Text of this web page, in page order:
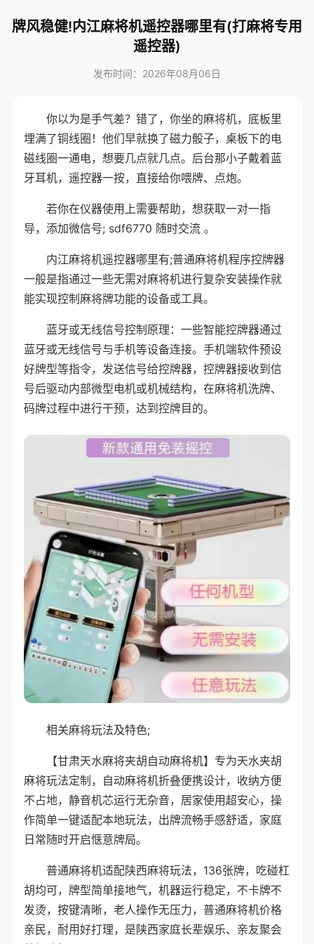
牌风稳健!内江麻将机遥控器哪里有(打麻将专用
遥控器)
发布时间：2026年08月06日
你以为是手气差？错了，你坐的麻将机，底板里
埋满了铜线圈！他们早就换了磁力骰子，桌板下的电
磁线圈一通电，想要几点就几点。后台那小子戴着蓝
牙耳机，遥控器一按，直接给你喂牌、点炮。
若你在仪器使用上需要帮助，想获取一对一指
导，添加微信号; sdf6770 随时交流 。
内江麻将机遥控器哪里有;普通麻将机程序控牌器
一般是指通过一些无需对麻将机进行复杂安装操作就
能实现控制麻将牌功能的设备或工具。
蓝牙或无线信号控制原理：一些智能控牌器通过
蓝牙或无线信号与手机等设备连接。手机端软件预设
好牌型等指令，发送信号给控牌器，控牌器接收到信
号后驱动内部微型电机或机械结构，在麻将机洗牌、
码牌过程中进行干预，达到控牌目的。
相关麻将玩法及特色;
【甘肃天水麻将夹胡自动麻将机】专为天水夹胡
麻将玩法定制，自动麻将机折叠便携设计，收纳方便
不占地，静音机芯运行无杂音，居家使用超安心，操
作简单一键适配本地玩法，出牌流畅手感舒适，家庭
日常随时开启惬意牌局。
普通麻将机适配陕西麻将玩法，136张牌，吃碰杠
胡均可，牌型简单接地气，机器运行稳定，不卡牌不
发烫，按键清晰，老人操作无压力，普通麻将机价格
亲民，耐用好打理，是陕西家庭长辈娱乐、亲友聚会